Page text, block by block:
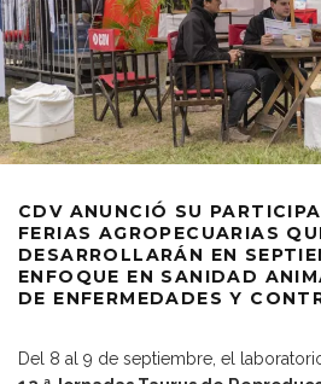
CDV ANUNCIÓ SU
FERIAS AGROPECUARIAS
DESARROLLARÁN EN
ENFOQUE EN SANIDAD
DE ENFERMEDADES Y
Del 8 al 9 de septiembre, el